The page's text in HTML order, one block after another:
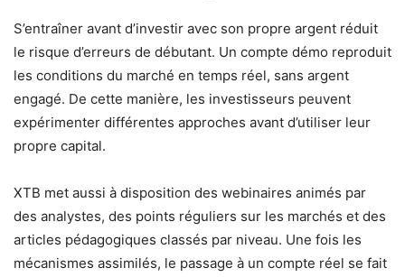
S’entraîner avant d’investir avec son propre argent réduit
le risque d’erreurs de débutant. Un compte démo reproduit
les conditions du marché en temps réel, sans argent
engagé. De cette manière, les investisseurs peuvent
expérimenter différentes approches avant d’utiliser leur
propre capital.
XTB met aussi à disposition des webinaires animés par
des analystes, des points réguliers sur les marchés et des
articles pédagogiques classés par niveau. Une fois les
mécanismes assimilés, le passage à un compte réel se fait